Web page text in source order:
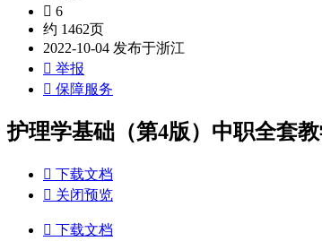
 6
约 1462页
2022-10-04 发布于浙江
 举报
 保障服务
护理学基础（第4版）中职全套
 下载文档
 关闭预览
 下载文档